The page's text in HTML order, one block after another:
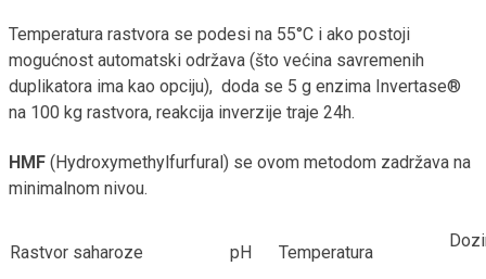
Temperatura rastvora se podesi na 55°C i ako postoji
mogućnost automatski održava (što većina savremenih
duplikatora ima kao opciju), doda se 5 g enzima Invertase®
na 100 kg rastvora, reakcija inverzije traje 24h.
HMF (Hydroxymethylfurfural) se ovom metodom zadržava na
minimalnom nivou.
Rastvor saharoze pH Temperatura